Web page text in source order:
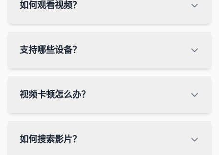
如何观看视频？
支持哪些设备？
视频卡顿怎么办？
如何搜索影片？